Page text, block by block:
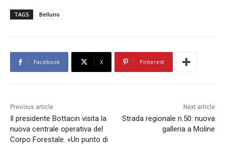
TAGS Belluno
Facebook X Pinterest
Previous article
Il presidente Bottacin visita la
nuova centrale operativa del
Corpo Forestale. «Un punto di
Next article
Strada regionale n.50: nuova
galleria a Moline